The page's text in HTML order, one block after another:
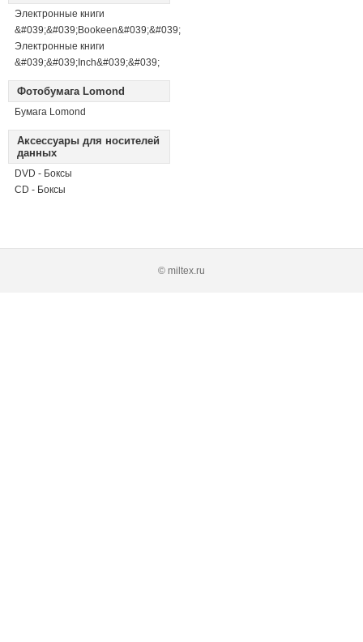
Электронные книги
&#039;&#039;Bookeen&#039;&#039;
Электронные книги
&#039;&#039;Inch&#039;&#039;
Фотобумага Lomond
Бумага Lomond
Аксессуары для носителей
данных
DVD - Боксы
CD - Боксы
© miltex.ru